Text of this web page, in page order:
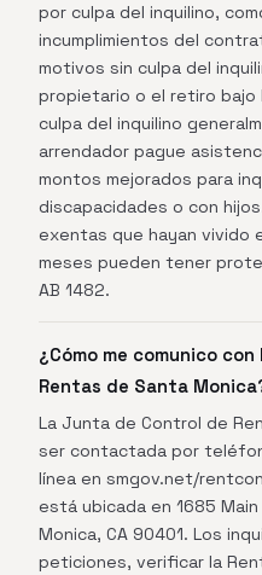
por culpa del inquilino,
incumplimientos del
motivos sin culpa del
propietario o el retiro bajo
culpa del inquilino
arrendador pague
montos mejorados para
discapacidades o con
exentas que hayan vivido
meses pueden tener
AB 1482.
¿Cómo me comunico
Rentas de Santa
La Junta de Control de
ser contactada por
línea en smgov.net/
está ubicada en 1685
Monica, CA 90401. Los
peticiones, verificar la